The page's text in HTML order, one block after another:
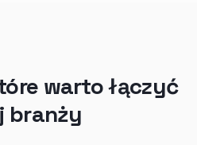
warto łączyć
branży